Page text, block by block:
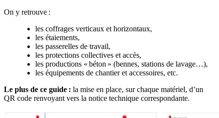
On y retrouve :
les coffrages verticaux et horizontaux,
les étaiements,
les passerelles de travail,
les protections collectives et accès,
les productions « béton » (bennes, stations de lavage…),
les équipements de chantier et accessoires, etc.
Le plus de ce guide : la mise en place, sur chaque matériel, d’un
QR code renvoyant vers la notice technique correspondante.